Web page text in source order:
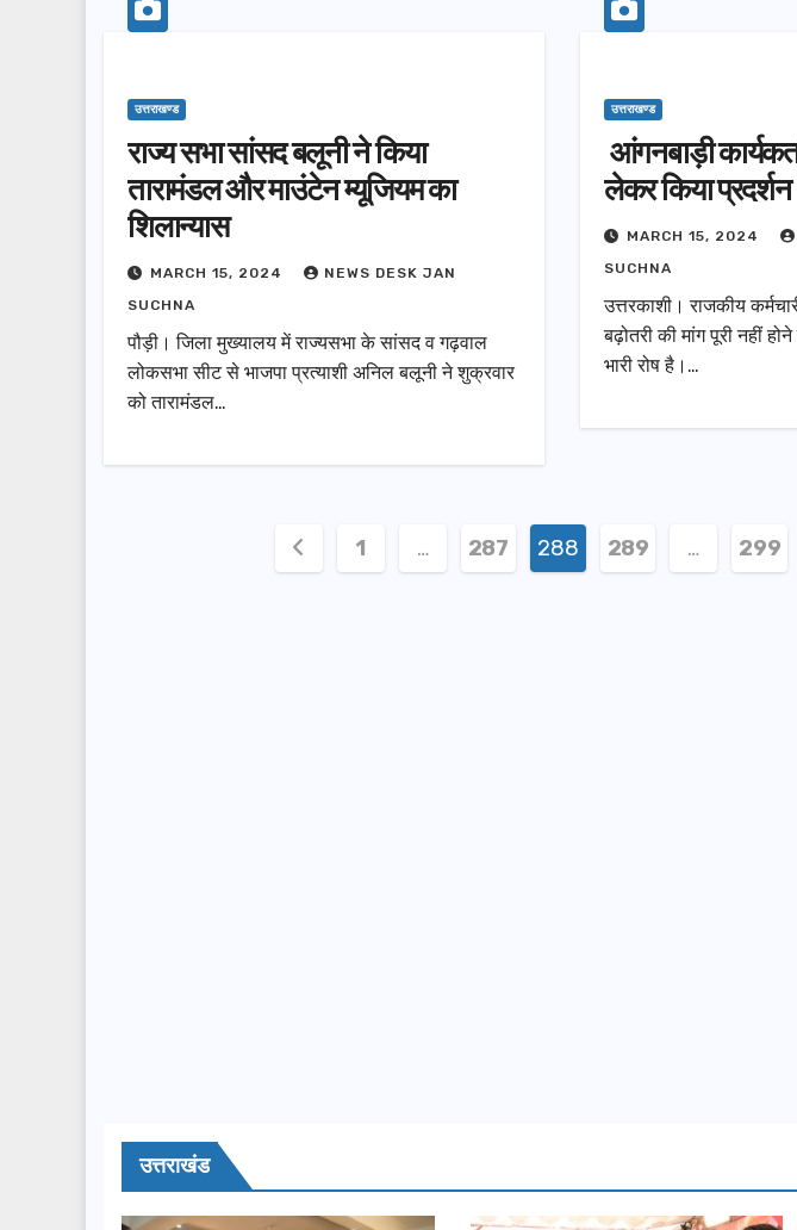
उत्तराखण्ड
राज्य सभा सांसद बलूनी ने किया
तारामंडल और माउंटेन म्यूजियम का
शिलान्यास
MARCH 15, 2024
NEWS DESK JAN
SUCHNA
पौड़ी। जिला मुख्यालय में राज्यसभा के सांसद व गढ़वाल
लोकसभा सीट से भाजपा प्रत्याशी अनिल बलूनी ने शुक्रवार
को तारामंडल…
उत्तराखण्ड
आंगनबाड़ी
लेकर किया प्रदर्शन
MARCH 15, 2024
SUCHNA
उत्तरकाशी। राजकीय
बढ़ोतरी की मांग पूरी नहीं
भारी रोष है।…
Posts
1 … 287 288 289 … 299
उत्तराखंड